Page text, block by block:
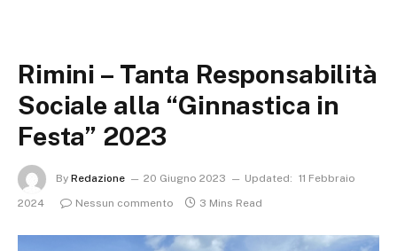
Rimini – Tanta Responsabilità
Sociale alla “Ginnastica in
Festa” 2023
By Redazione 20 Giugno 2023 Updated: 11 Febbraio
2024
Nessun commento 3 Mins Read